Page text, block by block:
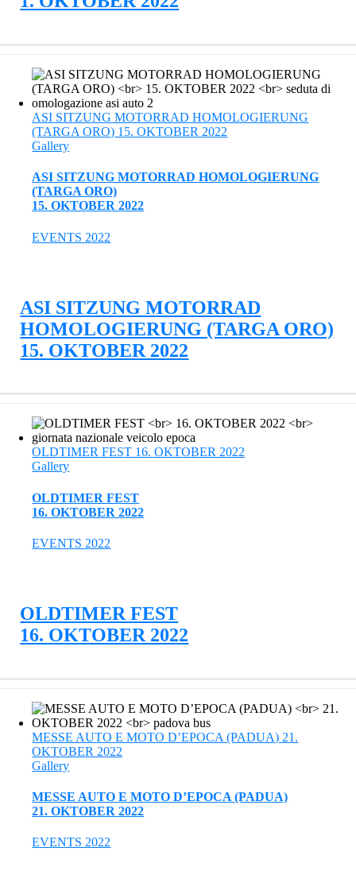
ASI SITZUNG MOTORRAD HOMOLOGIERUNG
(TARGA ORO) 15. OKTOBER 2022
Gallery
ASI SITZUNG MOTORRAD HOMOLOGIERUNG
(TARGA ORO)
15. OKTOBER 2022
EVENTS 2022
ASI SITZUNG MOTORRAD
HOMOLOGIERUNG (TARGA ORO)
15. OKTOBER 2022
OLDTIMER FEST 16. OKTOBER 2022
Gallery
OLDTIMER FEST
16. OKTOBER 2022
EVENTS 2022
OLDTIMER FEST
16. OKTOBER 2022
MESSE AUTO E MOTO D’EPOCA (PADUA) 21.
OKTOBER 2022
Gallery
MESSE AUTO E MOTO D’EPOCA (PADUA)
21. OKTOBER 2022
EVENTS 2022